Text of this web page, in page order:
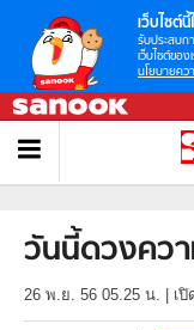
เว็บไซต์นี้
รับประสบก
เว็บไซต์ขอ
นโยบายคว
วันนี้ดวงคว
26 พ.ย. 56 05.25 น. เ